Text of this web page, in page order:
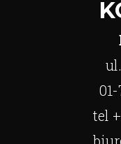
tel